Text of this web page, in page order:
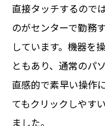
直接タッチするので
のがセンターで勤務
しています。機器を
ともあり、通常のパ
直感的で素早い操作
てもクリックしやす
ました。